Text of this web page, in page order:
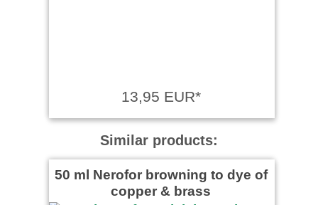
13,95 EUR*
Similar products:
50 ml Nerofor browning to dye of
copper & brass